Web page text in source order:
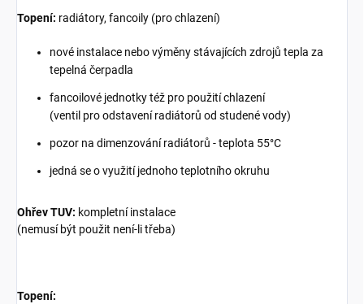
Topení: radiátory, fancoily (pro chlazení)
nové instalace nebo výměny stávajících zdrojů tepla za
tepelná čerpadla
fancoilové jednotky též pro použití chlazení
(ventil pro odstavení radiátorů od studené vody)
pozor na dimenzování radiátorů - teplota 55°C
jedná se o využití jednoho teplotního okruhu
Ohřev TUV: kompletní instalace
(nemusí být použit není-li třeba)
Topení: